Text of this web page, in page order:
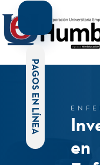
en
PAGOS EN LÍNEA